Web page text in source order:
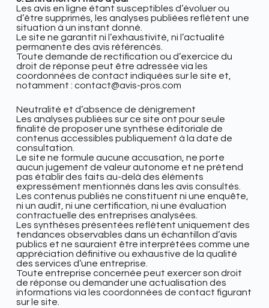
Les avis en ligne étant susceptibles d’évoluer ou
d’être supprimés, les analyses publiées reflètent une
situation à un instant donné.
Le site ne garantit ni l’exhaustivité, ni l’actualité
permanente des avis référencés.
Toute demande de rectification ou d’exercice du
droit de réponse peut être adressée via les
coordonnées de contact indiquées sur le site et,
notamment : contact@avis-pros.com
Neutralité et d’absence de dénigrement
Les analyses publiées sur ce site ont pour seule
finalité de proposer une synthèse éditoriale de
contenus accessibles publiquement à la date de
consultation.
Le site ne formule aucune accusation, ne porte
aucun jugement de valeur autonome et ne prétend
pas établir des faits au-delà des éléments
expressément mentionnés dans les avis consultés.
Les contenus publiés ne constituent ni une enquête,
ni un audit, ni une certification, ni une évaluation
contractuelle des entreprises analysées.
Les synthèses présentées reflètent uniquement des
tendances observables dans un échantillon d’avis
publics et ne sauraient être interprétées comme une
appréciation définitive ou exhaustive de la qualité
des services d’une entreprise.
Toute entreprise concernée peut exercer son droit
de réponse ou demander une actualisation des
informations via les coordonnées de contact figurant
sur le site.